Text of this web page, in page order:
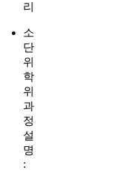
리
소
단
위
학
위
과
정
설
명
: